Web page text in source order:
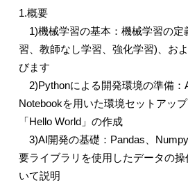
1.概要
1)機械学習の基本：機械学習の定
習、教師なし学習、強化学習)、お
びます
2)Pythonによる開発環境の準備：
Notebookを用いた環境セットアッ
「Hello World」の作成
3)AI開発の基礎： Pandas、 Numpy
要ライブラリを使用したデータの
いて説明